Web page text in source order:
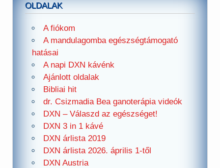
OLDALAK
A fiókom
A mandulagomba egészségtámogató
hatásai
A napi DXN kávénk
Ajánlott oldalak
Bibliai hit
dr. Csizmadia Bea ganoterápia videók
DXN – Válaszd az egészséget!
DXN 3 in 1 kávé
DXN árlista 2019
DXN árlista 2026. április 1-től
DXN Austria